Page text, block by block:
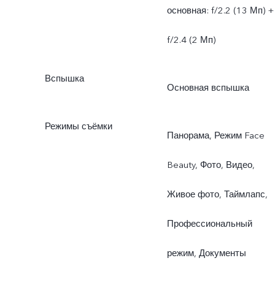
основная: f/2.2 (13 Мп) +
f/2.4 (2 Мп)
Вспышка
Основная вспышка
Режимы съёмки
Панорама, Режим Face
Beauty, Фото, Видео,
Живое фото, Таймлапс,
Профессиональный
режим, Документы